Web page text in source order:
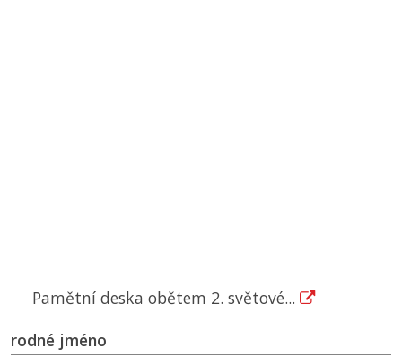
Pamětní deska obětem 2. světové...
rodné jméno